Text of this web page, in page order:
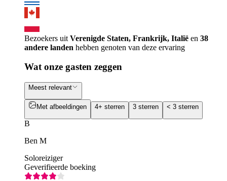
Bezoekers uit Verenigde Staten, Frankrijk, Italië en 38
andere landen hebben genoten van deze ervaring
Wat onze gasten zeggen
Meest relevant
Met afbeeldingen 4+ sterren 3 sterren < 3 sterren
B
Ben M
Soloreiziger
Geverifieerde boeking